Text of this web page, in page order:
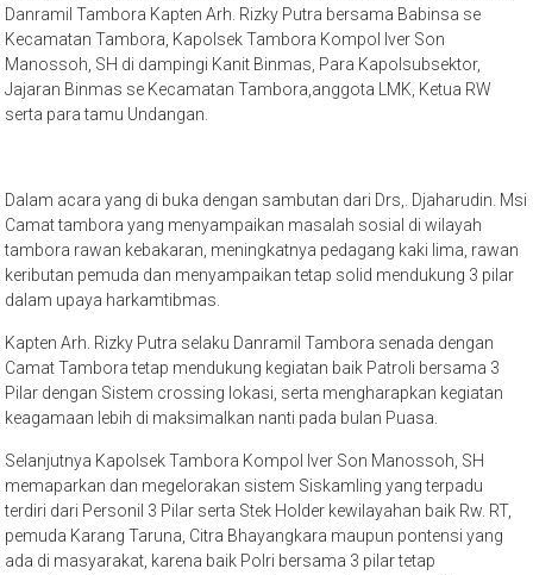
Danramil Tambora Kapten Arh. Rizky Putra bersama Babinsa se
Kecamatan Tambora, Kapolsek Tambora Kompol Iver Son
Manossoh, SH di dampingi Kanit Binmas, Para Kapolsubsektor,
Jajaran Binmas se Kecamatan Tambora,anggota LMK, Ketua RW
serta para tamu Undangan.
Dalam acara yang di buka dengan sambutan dari Drs,. Djaharudin. Msi
Camat tambora yang menyampaikan masalah sosial di wilayah
tambora rawan kebakaran, meningkatnya pedagang kaki lima, rawan
keributan pemuda dan menyampaikan tetap solid mendukung 3 pilar
dalam upaya harkamtibmas.
Kapten Arh. Rizky Putra selaku Danramil Tambora senada dengan
Camat Tambora tetap mendukung kegiatan baik Patroli bersama 3
Pilar dengan Sistem crossing lokasi, serta mengharapkan kegiatan
keagamaan lebih di maksimalkan nanti pada bulan Puasa.
Selanjutnya Kapolsek Tambora Kompol Iver Son Manossoh, SH
memaparkan dan megelorakan sistem Siskamling yang terpadu
terdiri dari Personil 3 Pilar serta Stek Holder kewilayahan baik Rw. RT,
pemuda Karang Taruna, Citra Bhayangkara maupun pontensi yang
ada di masyarakat, karena baik Polri bersama 3 pilar tetap